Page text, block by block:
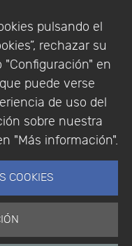
pulsando el
rechazar su
"Configuración" en
puede verse
de uso del
sobre nuestra
"Más información".
COOKIES
de Privacidad |
Software